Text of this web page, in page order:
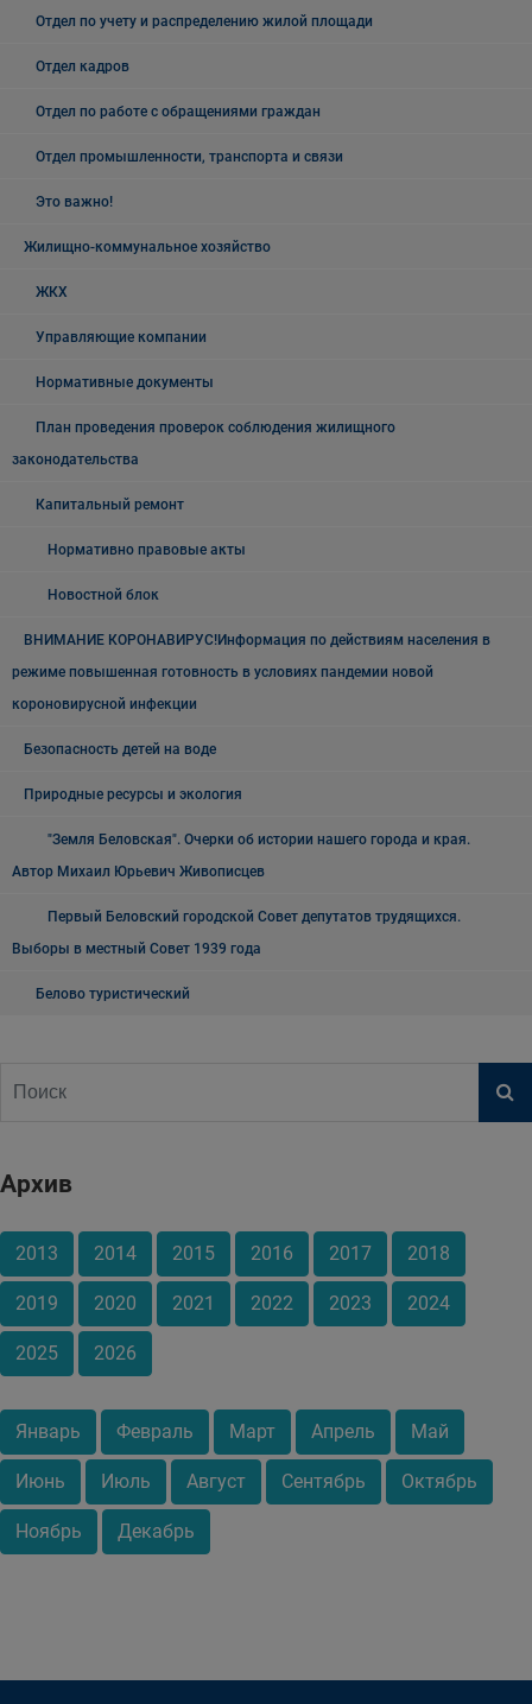
Отдел по учету и распределению жилой площади
Отдел кадров
Отдел по работе с обращениями граждан
Отдел промышленности, транспорта и связи
Это важно!
Жилищно-коммунальное хозяйство
ЖКХ
Управляющие компании
Нормативные документы
План проведения проверок соблюдения жилищного
законодательства
Капитальный ремонт
Нормативно правовые акты
Новостной блок
ВНИМАНИЕ КОРОНАВИРУС!Информация по действиям населения в
режиме повышенная готовность в условиях пандемии новой
короновирусной инфекции
Безопасность детей на воде
Природные ресурсы и экология
"Земля Беловская". Очерки об истории нашего города и края.
Автор Михаил Юрьевич Живописцев
Первый Беловский городской Совет депутатов трудящихся.
Выборы в местный Совет 1939 года
Белово туристический
Архив
2013 2014 2015 2016 2017 2018
2019 2020 2021 2022 2023 2024
2025 2026
Январь Февраль Март Апрель Май
Июнь Июль Август Сентябрь Октябрь
Ноябрь Декабрь